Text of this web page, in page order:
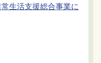
生活支援総合事業に